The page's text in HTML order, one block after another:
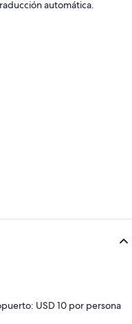
automática.
USD 10 por persona